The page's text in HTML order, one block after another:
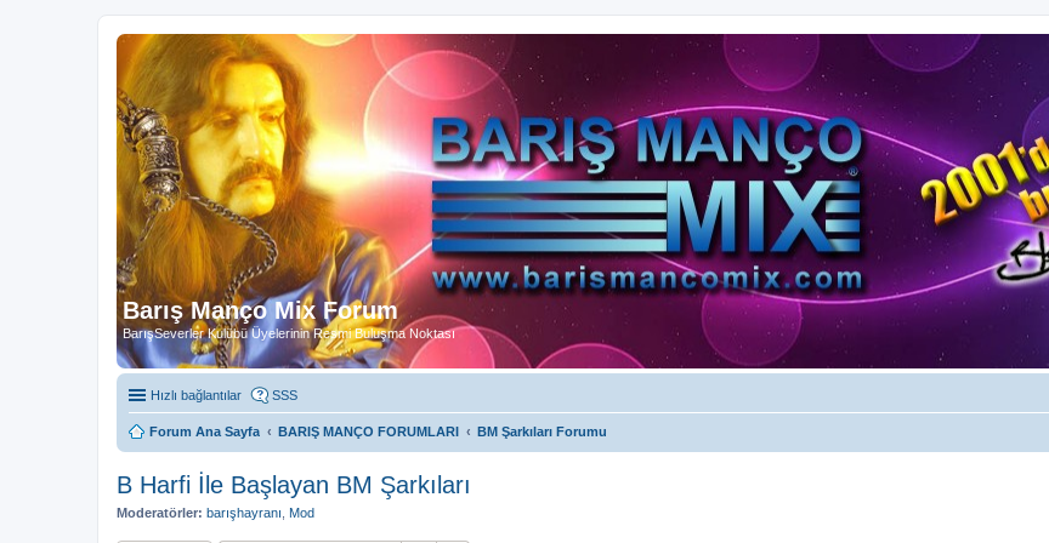
Barış Manço Mix Forum
BarışSeverler Kulübü Üyelerinin Resmi Buluşma Noktası
Hızlı bağlantılar SSS
Forum Ana Sayfa BARIŞ MANÇO FORUMLARI BM Şarkıları Forumu
B Harfi İle Başlayan BM Şarkıları
Moderatörler: barışhayranı Mod